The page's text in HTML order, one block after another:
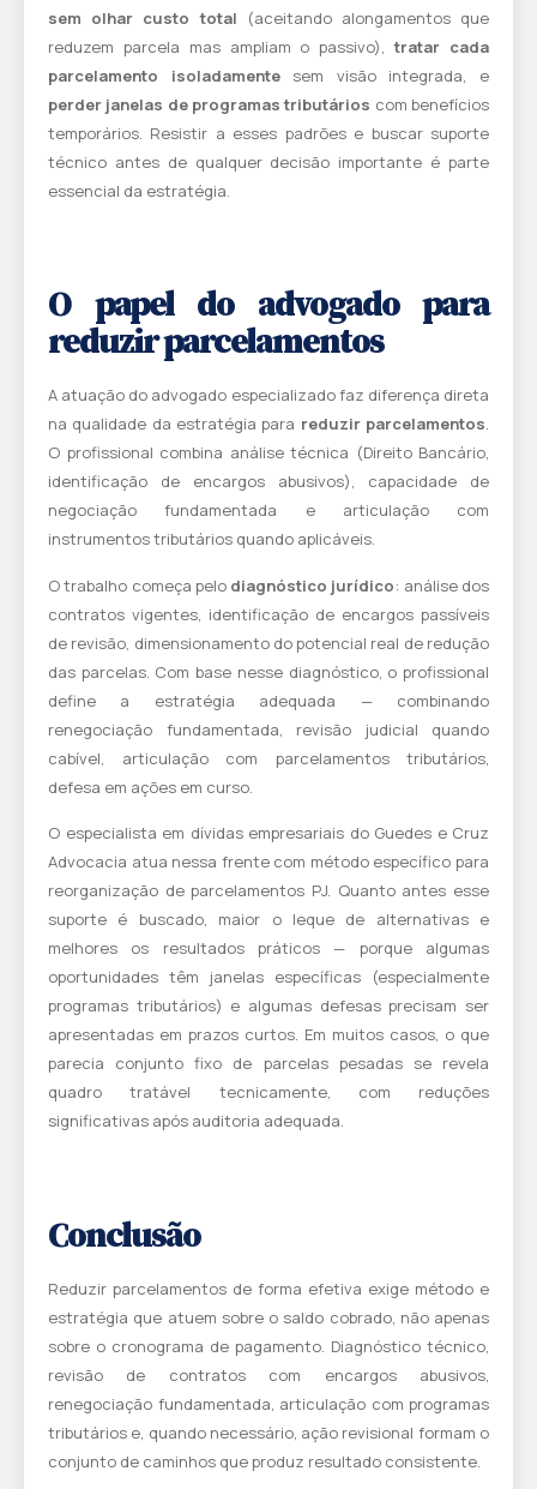
sem olhar custo total (aceitando alongamentos que
reduzem parcela mas ampliam o passivo),tratar cada
parcelamento isoladamentesem visão integrada, e
perder janelas de programas tributários com benefícios
temporários. Resistir a esses padrões e buscar suporte
técnico antes de qualquer decisão importante é parte
essencial da estratégia.
O papel do advogado para
reduzir parcelamentos
A atuação do advogado especializado faz diferença direta
na qualidade da estratégia para reduzir parcelamentos.
O profissional combina análise técnica (Direito Bancário,
identificação de encargos abusivos), capacidade de
negociação fundamentada e articulação com
instrumentos tributários quando aplicáveis.
O trabalho começa pelo diagnóstico jurídico: análise dos
contratos vigentes, identificação de encargos passíveis
de revisão, dimensionamento do potencial real de redução
das parcelas. Com base nesse diagnóstico, o profissional
define a estratégia adequada — combinando
renegociação fundamentada, revisão judicial quando
cabível, articulação com parcelamentos tributários,
defesa em ações em curso.
O especialista em dívidas empresariais do Guedes e Cruz
Advocacia atua nessa frente com método específico para
reorganização de parcelamentos PJ. Quanto antes esse
suporte é buscado, maior o leque de alternativas e
melhores os resultados práticos — porque algumas
oportunidades têm janelas específicas (especialmente
programas tributários) e algumas defesas precisam ser
apresentadas em prazos curtos. Em muitos casos, o que
parecia conjunto fixo de parcelas pesadas se revela
quadro tratável tecnicamente, com reduções
significativas após auditoria adequada.
Conclusão
Reduzir parcelamentos de forma efetiva exige método e
estratégia que atuem sobre o saldo cobrado, não apenas
sobre o cronograma de pagamento. Diagnóstico técnico,
revisão de contratos com encargos abusivos,
renegociação fundamentada, articulação com programas
tributários e, quando necessário, ação revisional formam o
conjunto de caminhos que produz resultado consistente.